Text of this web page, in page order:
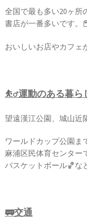
全国で最も多い20ヶ所
書店が一番多いです。
おいしいお店やカフェ
⛹️‍♂️運動のある暮ら
望遠漢江公園、城山近
ワールドカップ公園ま
麻浦区民体育センター
バスケットボール🏀な
🚃交通